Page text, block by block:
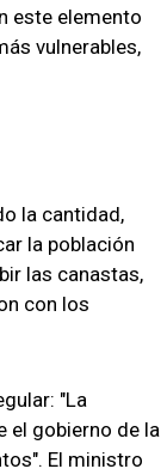
este elemento
vulnerables,
la cantidad,
la población
las canastas,
con los
"La
el gobierno de la
El ministro